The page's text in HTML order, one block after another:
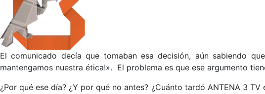
El comunicado decía que tomaban esa decisión, aún sabiendo
mantengamos nuestra ética!». El problema es que ese argumento
¿Por qué ese día? ¿Y por qué no antes? ¿Cuánto tardó ANTENA 3